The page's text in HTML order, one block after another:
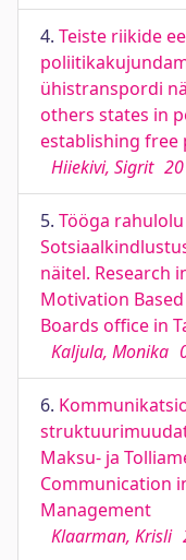
4. Teiste riikide
ühistranspordi
others states in
establishing free
Hiiekivi, Sigrit
5. Tööga
näitel. Research
Motivation
Boards office in
Kaljula, Monika
6.
Maksu- ja
Communication
Management
Klaarman, Krisli